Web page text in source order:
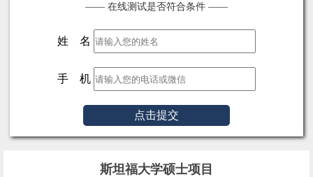
—— 在线测试是否符合条件 ——
姓 名
手 机
点击提交
斯坦福大学硕士项目